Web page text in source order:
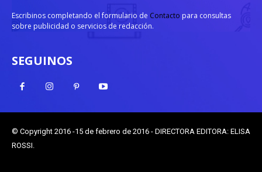
Escribinos completando el formulario de Contacto para consultas
sobre publicidad o servicios de redacción.
SEGUINOS
© Copyright 2016 -15 de febrero de 2016 - DIRECTORA EDITORA: ELISA
ROSSI.